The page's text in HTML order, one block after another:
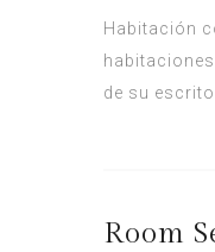
Habitación
de su
Room